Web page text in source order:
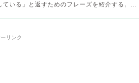
ている」と返すためのフレーズを紹介する。...
リンク